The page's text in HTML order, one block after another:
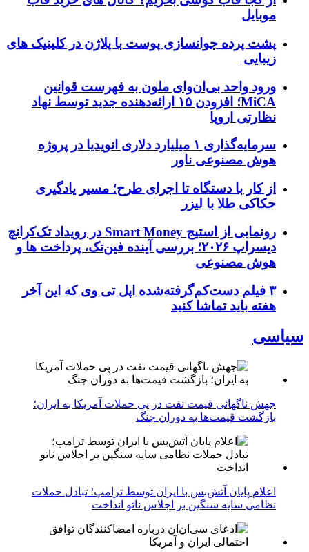
موبایل
پشت پرده جوانسازی پوست با پلاژن در کلینیک های
زیبایی
ورود واحد بی‌ان‌وای ملون به فهرست قوانین
MiCA؛ افزودن ۱۵ ارائه‌دهنده جدید توسط نهاد
نظارتی اروپا
سرمایه‌گذاری ۱ میلیارد دلاری انویدیا در پروژه
هوش مصنوعی ناور
از کار با دستگاه تا اجرای طرح؛ مسیر یادگیری
حکاکی طلا با لیزر
رونمایی از استیج Smart Money در رویداد تک‌کرانچ
دیسراپ ۲۰۲۶؛ بررسی آینده فین‌تک، پرداخت‌ ها و
هوش مصنوعی
۳ فیلم دست‌کم‌گرفته‌شده اپل تی وی که این آخر
هفته باید تماشا کنید
سیاسی
جهش ناگهانی قیمت نفت در پی حملات آمریکا به ایران؛
بازگشت قیمت‌ها به دوران جنگ
اعلام پایان آتش‌بس با ایران توسط ترامپ؛ تبادل حملات
نظامی سایه سنگین بر اجلاس ناتو انداخت